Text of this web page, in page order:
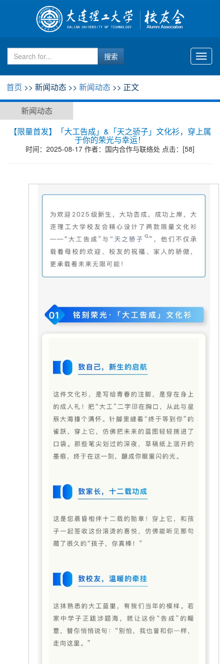
首页 >> 新闻动态 >>新闻动态 >> 正文
新闻动态
【限量首发】「大工告成」&「天之骄子」文化衫，穿上属
于你的荣光与幸运！
时间：2025-08-17 作者：国内合作与联络处 点击：[58]